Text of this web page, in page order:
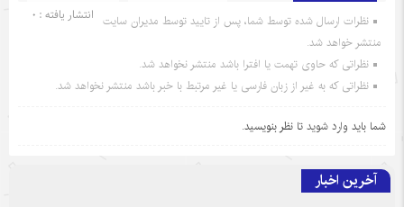
انتشار یافته : 0 نظرات ارسال شده توسط شما، پس از تایید توسط مدیران سایت
منتشر خواهد شد.
نظراتی که حاوی تهمت یا افترا باشد منتشر نخواهد شد.
نظراتی که به غیر از زبان فارسی یا غیر مرتبط با خبر باشد منتشر نخواهد شد.
شما باید وارد شوید تا نظر بنویسید.
آخرین اخبار